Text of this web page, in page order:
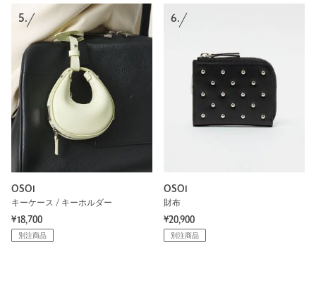
5.
OSOI
キーケース / キーホルダー
¥18,700
別注商品
6.
OSOI
財布
¥20,900
別注商品